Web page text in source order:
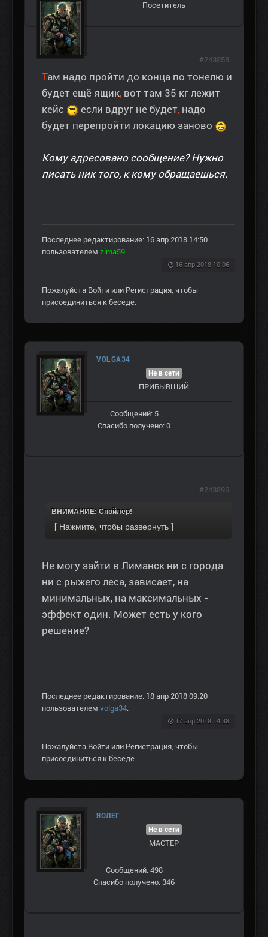
Посетитель
Там надо пройти до конца по тонелю и
будет ещё ящик, вот там 35 кг лежит
кейс
если вдруг не будет, надо
будет перепройти локацию заново
Кому адресовано сообщение? Нужно
писать ник того, к кому обращаешься.
Последнее редактирование: 16 апр 2018 14:50
пользователем zima59.
16 апр 2018 10:06
#243858
Пожалуйста Войти или Регистрация, чтобы
присоединиться к беседе.
VOLGA34
Не в сети
ПРИБЫВШИЙ
Сообщений: 5
Спасибо получено: 0
ВНИМАНИЕ: Спойлер!
Не могу зайти в Лиманск ни с города
ни с рыжего леса, зависает, на
минимальных, на максимальных -
эффект один. Может есть у кого
решение?
Последнее редактирование: 18 апр 2018 09:20
пользователем volga34.
17 апр 2018 14:38
#243896
Пожалуйста Войти или Регистрация, чтобы
присоединиться к беседе.
ЯОЛЕГ
Не в сети
МАСТЕР
Сообщений: 498
Спасибо получено: 346